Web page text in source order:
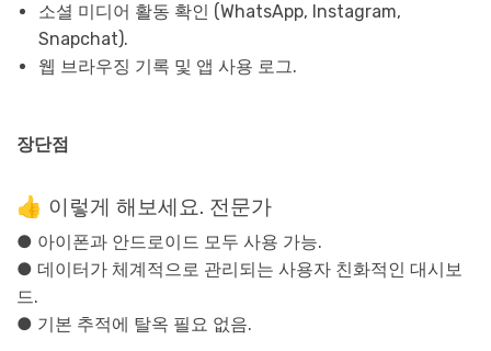
소셜 미디어 활동 확인 (WhatsApp, Instagram,
Snapchat).
웹 브라우징 기록 및 앱 사용 로그.
장단점
👍 이렇게 해보세요. 전문가
● 아이폰과 안드로이드 모두 사용 가능.
● 데이터가 체계적으로 관리되는 사용자 친화적인 대시보
드.
● 기본 추적에 탈옥 필요 없음.